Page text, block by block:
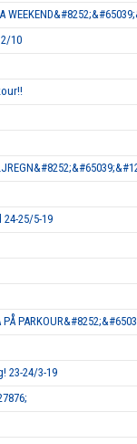
10
25/5-19
23-24/3-19